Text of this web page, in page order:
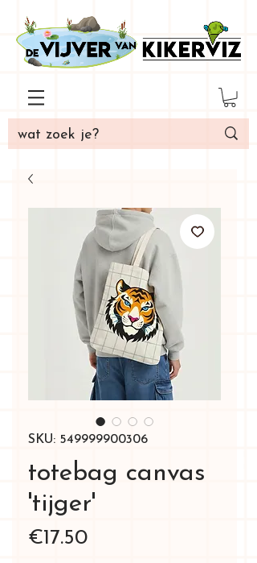
SKU: 549999900306
totebag canvas
'tijger'
€17.50Price